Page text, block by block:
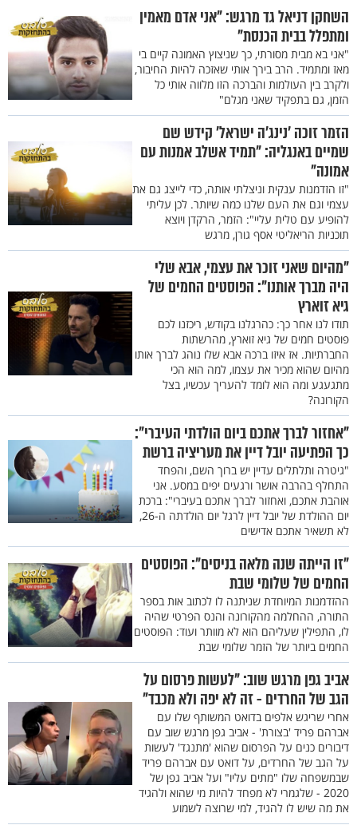
השחקן דניאל גד מרגש: "אני אדם מאמין
ומתפלל בבית הכנסת"
"אני בא מבית מסורתי, כך שניצוץ האמונה קיים בי
מאז ומתמיד. הרב בירך אותי שאזכה להיות החיבור,
ולקרב בין העולמות והברכה הזו מלווה אותי כל
הזמן, גם בתפקיד שאני מגלם"
הזמר זוכה ’נינג’ה ישראל’ קידש שם
שמיים באנגליה: "תמיד אשלב אמנות עם
אמונה"
"זו הזדמנות ענקית וניצלתי אותה, כדי לייצג גם את
עצמי וגם את העם שלנו כמה שיותר. לכן עליתי
להופיע עם טלית עליי": הזמר, הרקדן ויוצא
תוכניות הריאליטי אסף גורן, מרגש
"מהיום שאני זוכר את עצמי, אבא שלי
היה מברך אותנו": הפוסטים החמים של
גיא זוארץ
תודו לנו אחר כך: כהרגלנו בקודש, ריכזנו לכם
פוסטים חמים של גיא זוארץ, מהרשתות
החברתיות. אז איזו ברכה אבא שלו נוהג לברך אותו
מהיום שהוא מכיר את עצמו, למה הוא הכי
מתגעגע ומה הוא לומד להעריך עכשיו, בצל
הקורונה?
"אחזור לברך אתכם ביום הולדתי העיברי":
כך הפתיעה יובל דיין את מעריציה ברשת
"גיטרה ותלתלים עדיין יש ברוך השם, והפחד
התחלף בהרבה אושר ורגעים יפים במסע. אני
אוהבת אתכם, ואחזור לברך אתכם בעיברי": ברכת
יום ההולדת של יובל דיין לרגל יום הולדתה ה-26,
לא תשאיר אתכם אדישים
"זו הייתה שנה מלאה בניסים": הפוסטים
החמים של שלומי שבת
ההזדמנות המיוחדת שניתנה לו לכתוב אות בספר
התורה, ההחלמה מהקורונה והנס הפרטי שהיה
לו, התפילין שעליהם הוא לא מוותר ועוד: הפוסטים
החמים ביותר של הזמר שלומי שבת
אביב גפן מרגש שוב: "לעשות פרסום על
הגב של החרדים - זה לא יפה ולא מכבד"
אחרי שריגש אלפים בדואט המשותף שלו עם
אברהם פריד 'בצורת' - אביב גפן מרגש שוב עם
דיבורים כנים על הפרסום שהוא 'מתנגד' לעשות
על הגב של החרדים, על דואט עם אברהם פריד
שבמשפחה שלו "מתים עליו" ועל אביב גפן של
2020 - שלגמרי לא מפחד להיות מי שהוא ולהגיד
את מה שיש לו להגיד, למי שרוצה לשמוע